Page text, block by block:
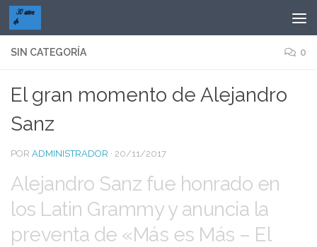
SIN CATEGORÍA 0
El gran momento de Alejandro
Sanz
POR ADMINISTRADOR · 20/11/2017
Alejandro Sanz fue honrado en
los Latin Grammy y anuncia la
preventa de «Más es Más – El